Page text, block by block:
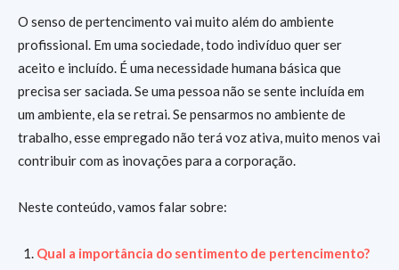
O senso de pertencimento vai muito além do ambiente
profissional. Em uma sociedade, todo indivíduo quer ser
aceito e incluído. É uma necessidade humana básica que
precisa ser saciada. Se uma pessoa não se sente incluída em
um ambiente, ela se retrai. Se pensarmos no ambiente de
trabalho, esse empregado não terá voz ativa, muito menos vai
contribuir com as inovações para a corporação.
Neste conteúdo, vamos falar sobre:
Qual a importância do sentimento de pertencimento?